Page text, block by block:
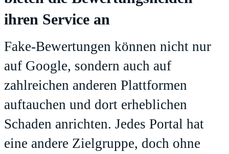
ihren Service an
Fake-Bewertungen können nicht nur
auf Google, sondern auch auf
zahlreichen anderen Plattformen
auftauchen und dort erheblichen
Schaden anrichten. Jedes Portal hat
eine andere Zielgruppe, doch ohne